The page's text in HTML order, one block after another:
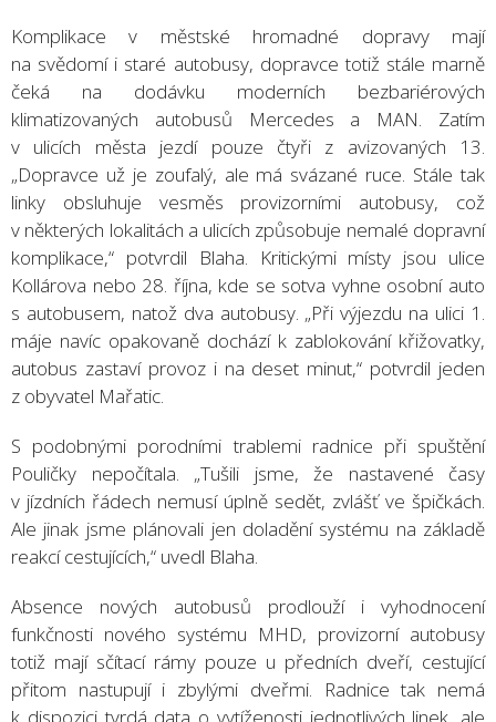
Komplikace v městské hromadné dopravy mají
na svědomí i staré autobusy, dopravce totiž stále marně
čeká na dodávku moderních bezbariérových
klimatizovaných autobusů Mercedes a MAN. Zatím
v ulicích města jezdí pouze čtyři z avizovaných 13.
„Dopravce už je zoufalý, ale má svázané ruce. Stále tak
linky obsluhuje vesměs provizorními autobusy, což
v některých lokalitách a ulicích způsobuje nemalé dopravní
komplikace,“ potvrdil Blaha. Kritickými místy jsou ulice
Kollárova nebo 28. října, kde se sotva vyhne osobní auto
s autobusem, natož dva autobusy. „Při výjezdu na ulici 1.
máje navíc opakovaně dochází k zablokování křižovatky,
autobus zastaví provoz i na deset minut,“ potvrdil jeden
z obyvatel Mařatic.
S podobnými porodními trablemi radnice při spuštění
Pouličky nepočítala. „Tušili jsme, že nastavené časy
v jízdních řádech nemusí úplně sedět, zvlášť ve špičkách.
Ale jinak jsme plánovali jen doladění systému na základě
reakcí cestujících,“ uvedl Blaha.
Absence nových autobusů prodlouží i vyhodnocení
funkčnosti nového systému MHD, provizorní autobusy
totiž mají sčítací rámy pouze u předních dveří, cestující
přitom nastupují i zbylými dveřmi. Radnice tak nemá
k dispozici tvrdá data o vytíženosti jednotlivých linek, ale